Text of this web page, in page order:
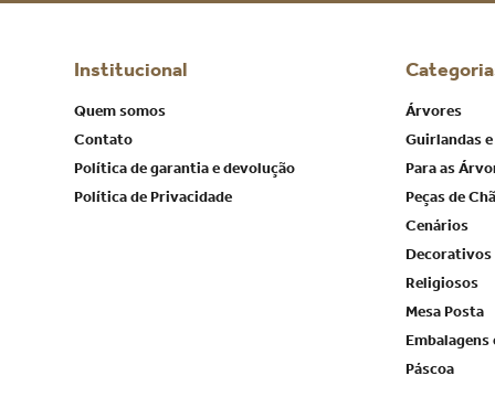
Institucional
Quem somos
Contato
Política de garantia e devolução
Política de Privacidade
Árvores
Guirlandas
Para as
Peças de
Cenários
Decorativos
Religiosos
Mesa Posta
Páscoa